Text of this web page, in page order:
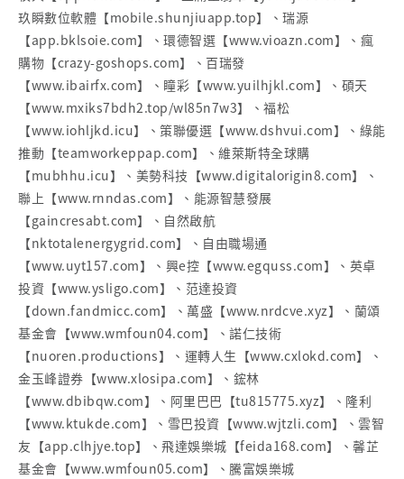
玖瞬數位軟體【mobile.shunjiuapp.top】、瑞源
【app.bklsoie.com】、環德智選【www.vioazn.com】、瘋
購物【crazy-goshops.com】、百瑞發
【www.ibairfx.com】、瞳彩【www.yuilhjkl.com】、碩天
【www.mxiks7bdh2.top/wl85n7w3】、福松
【www.iohljkd.icu】、策聯優選【www.dshvui.com】、綠能
推動【teamworkeppap.com】、維萊斯特全球購
【mubhhu.icu】、美勢科技【www.digitalorigin8.com】、
聯上【www.rnndas.com】、能源智慧發展
【gaincresabt.com】、自然啟航
【nktotalenergygrid.com】、自由職場通
【www.uyt157.com】、興e控【www.egquss.com】、英卓
投資【www.ysligo.com】、范達投資
【down.fandmicc.com】、萬盛【www.nrdcve.xyz】、蘭頌
基金會【www.wmfoun04.com】、諾仁技術
【nuoren.productions】、運轉人生【www.cxlokd.com】、
金玉峰證券【www.xlosipa.com】、鋐林
【www.dbibqw.com】、阿里巴巴【tu815775.xyz】、隆利
【www.ktukde.com】、雪巴投資【www.wjtzli.com】、雲智
友【app.clhjye.top】、飛達娛樂城【feida168.com】、馨芷
基金會【www.wmfoun05.com】、騰富娛樂城